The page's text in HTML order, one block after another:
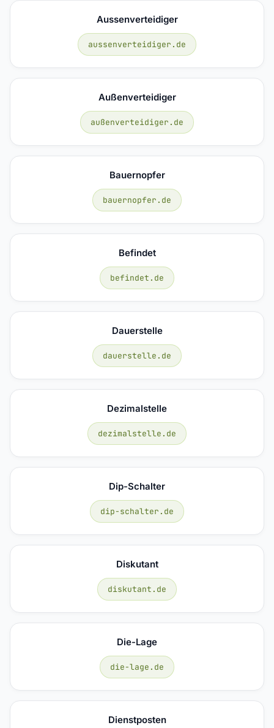
Aussenverteidiger
aussenverteidiger.de
Außenverteidiger
außenverteidiger.de
Bauernopfer
bauernopfer.de
Befindet
befindet.de
Dauerstelle
dauerstelle.de
Dezimalstelle
dezimalstelle.de
Dip-Schalter
dip-schalter.de
Diskutant
diskutant.de
Die-Lage
die-lage.de
Dienstposten